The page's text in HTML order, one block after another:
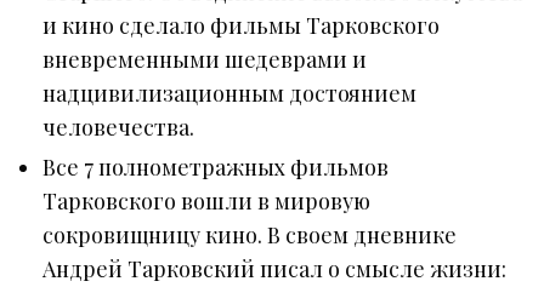
и кино сделало фильмы Тарковского
вневременными шедеврами и
надцивилизационным достоянием
человечества.
Все 7 полнометражных фильмов
Тарковского вошли в мировую
сокровищницу кино. В своем дневнике
Андрей Тарковский писал о смысле жизни: